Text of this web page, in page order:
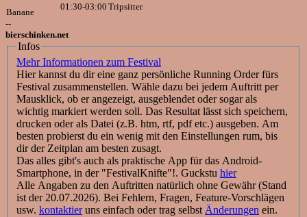
Banane
01:30-03:00 Tripsitter
--
bierschinken.net
Infos
Mehr Informationen zum Festival
Hier kannst du dir eine ganz persönliche Running Order fürs
Festival zusammenstellen. Wähle dazu bei jedem Auftritt per
Mausklick, ob er angezeigt, ausgeblendet oder sogar als
wichtig markiert werden soll. Das Resultat lässt sich speichern,
drucken oder als Datei (z.B. htm, rtf, pdf etc.) ausgeben. Am
besten probierst du ein wenig mit den Einstellungen rum, bis
dir der Zeitplan am besten zusagt.
Das alles gibt's auch als praktische App für das Android-
Smartphone, in der "FestivalKnifte"!. Guckstu hier
Alle Angaben zu den Auftritten natürlich ohne Gewähr (Stand
ist der 20.07.2026). Bei Fehlern, Fragen, Feature-Vorschlägen
usw. kontaktieruns einfach oder trag selbstÄnderungen ein.